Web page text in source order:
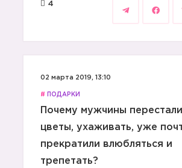
4
02 марта 2019, 13:10
# ПОДАРКИ
Почему мужчины
цветы, ухаживать, уже
прекратили влюбляться и
трепетать?